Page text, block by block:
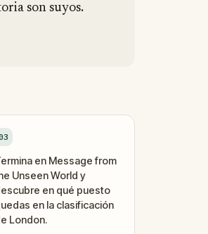
son suyos.
en Message from
Unseen World y
en qué puesto
en la clasificación
London.